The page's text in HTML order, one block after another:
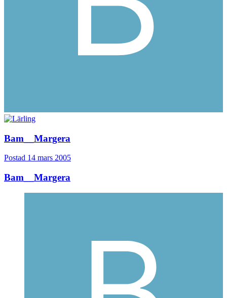
Bam__Margera
Postad 14 mars 2005
Bam__Margera